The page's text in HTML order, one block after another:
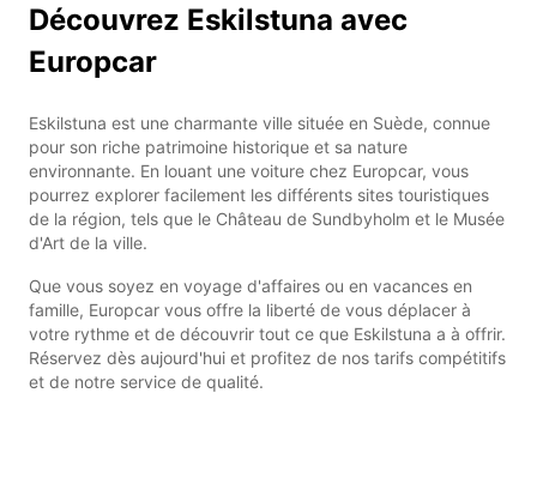
Découvrez Eskilstuna avec
Europcar
Eskilstuna est une charmante ville située en Suède, connue
pour son riche patrimoine historique et sa nature
environnante. En louant une voiture chez Europcar, vous
pourrez explorer facilement les différents sites touristiques
de la région, tels que le Château de Sundbyholm et le Musée
d'Art de la ville.
Que vous soyez en voyage d'affaires ou en vacances en
famille, Europcar vous offre la liberté de vous déplacer à
votre rythme et de découvrir tout ce que Eskilstuna a à offrir.
Réservez dès aujourd'hui et profitez de nos tarifs compétitifs
et de notre service de qualité.